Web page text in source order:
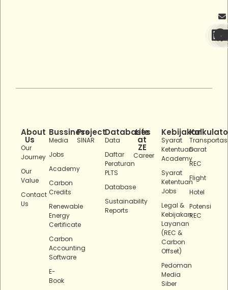
About
Us
Our
Journey
Our
Value
Contact
Us
Bussiness
Media
Jobs
Academy
Carbon
Credits
Renewable
Energy
Certificate
Carbon
Accounting
Software
E-
Book
Project
SINAR
Databases
Data
Daftar
Peraturan
PLTS
Database
Sustainability
Reports
Life
at
ZE
Career
Kebijakan
Syarat
Ketentuan
Academy
Syarat
Ketentuan
Jobs
Legal &
Kebijakan
Layanan
(REC &
Carbon
Offset)
Pedoman
Media
Siber
Darat
REC
Flight
Hotel
Potensi
REC